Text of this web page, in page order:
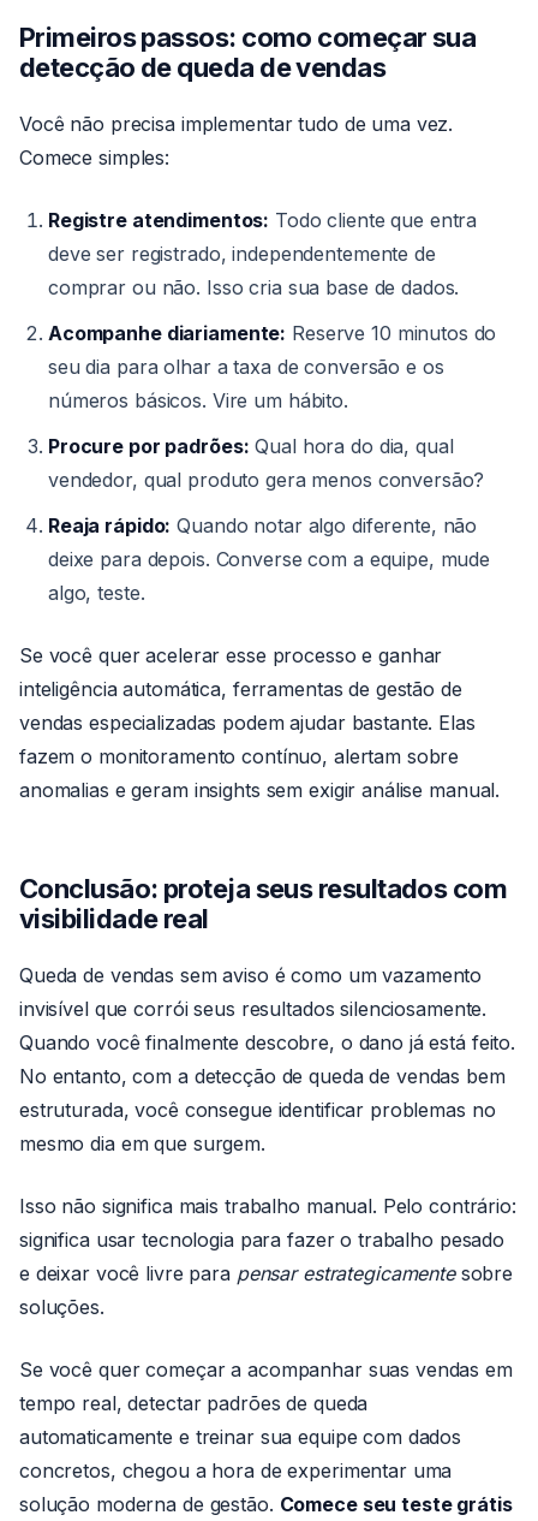
Primeiros passos: como começar sua
detecção de queda de vendas
Você não precisa implementar tudo de uma vez.
Comece simples:
Registre atendimentos: Todo cliente que entra
deve ser registrado, independentemente de
comprar ou não. Isso cria sua base de dados.
Acompanhe diariamente: Reserve 10 minutos do
seu dia para olhar a taxa de conversão e os
números básicos. Vire um hábito.
Procure por padrões: Qual hora do dia, qual
vendedor, qual produto gera menos conversão?
Reaja rápido: Quando notar algo diferente, não
deixe para depois. Converse com a equipe, mude
algo, teste.
Se você quer acelerar esse processo e ganhar
inteligência automática, ferramentas de gestão de
vendas especializadas podem ajudar bastante. Elas
fazem o monitoramento contínuo, alertam sobre
anomalias e geram insights sem exigir análise manual.
Conclusão: proteja seus resultados com
visibilidade real
Queda de vendas sem aviso é como um vazamento
invisível que corrói seus resultados silenciosamente.
Quando você finalmente descobre, o dano já está feito.
No entanto, com a detecção de queda de vendas bem
estruturada, você consegue identificar problemas no
mesmo dia em que surgem.
Isso não significa mais trabalho manual. Pelo contrário:
significa usar tecnologia para fazer o trabalho pesado
e deixar você livre para pensar estrategicamentesobre
soluções.
Se você quer começar a acompanhar suas vendas em
tempo real, detectar padrões de queda
automaticamente e treinar sua equipe com dados
concretos, chegou a hora de experimentar uma
solução moderna de gestão. Comece seu teste grátis